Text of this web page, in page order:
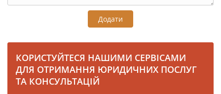
Додати
КОРИСТУЙТЕСЯ НАШИМИ СЕРВІСАМИ
ДЛЯ ОТРИМАННЯ ЮРИДИЧНИХ ПОСЛУГ
ТА КОНСУЛЬТАЦІЙ